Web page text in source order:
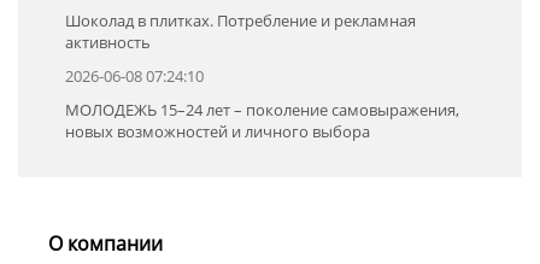
Шоколад в плитках. Потребление и рекламная
активность
2026-06-08 07:24:10
МОЛОДЕЖЬ 15–24 лет – поколение самовыражения,
новых возможностей и личного выбора
О компании